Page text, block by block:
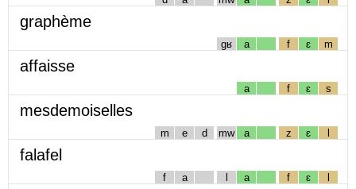
graphème
gʁ a f ɛ m
affaisse
a f ɛ s
mesdemoiselles
m e d mw a z ɛ l
falafel
f a l a f ɛ l